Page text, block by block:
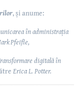
, și anume:
în administrația
Pfeifle,
digitală în
Erica L. Potter.